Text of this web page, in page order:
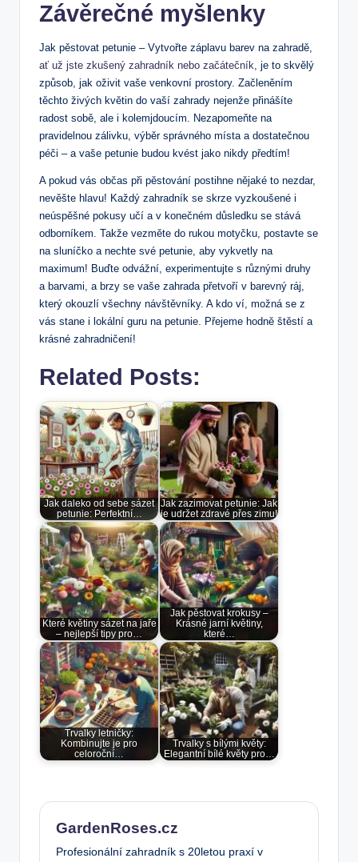
Závěrečné myšlenky
Jak pěstovat petunie – Vytvořte záplavu barev na zahradě,
ať už jste zkušený zahradník nebo začátečník, je to skvělý
způsob, jak oživit vaše venkovní prostory. Začleněním
těchto živých květin do vaší zahrady nejenže přinášíte
radost sobě, ale i kolemjdoucím. Nezapomeňte na
pravidelnou zálivku, výběr správného místa a dostatečnou
péči – a vaše petunie budou kvést jako nikdy předtím!
A pokud vás občas při pěstování postihne nějaké to nezdar,
nevěšte hlavu! Každý zahradník se skrze vyzkoušené i
neúspěšné pokusy učí a v konečném důsledku se stává
odborníkem. Takže vezměte do rukou motyčku, postavte se
na sluníčko a nechte své petunie, aby vykvetly na
maximum! Buďte odvážní, experimentujte s různými druhy
a barvami, a brzy se vaše zahrada přetvoří v barevný ráj,
který okouzlí všechny návštěvníky. A kdo ví, možná se z
vás stane i lokální guru na petunie. Přejeme hodně štěstí a
krásné zahradničení!
Related Posts:
Jak daleko od sebe sázet
petunie: Perfektní…
Jak zazimovat petunie: Jak
je udržet zdravé přes zimu!
Které květiny sázet na jaře
– nejlepší tipy pro…
Jak pěstovat krokusy –
Krásné jarní květiny,
které…
Trvalky letničky:
Kombinujte je pro
celoroční…
Trvalky s bílými květy:
Elegantní bílé květy pro…
GardenRoses.cz
Profesionální zahradník s 20letou praxí v